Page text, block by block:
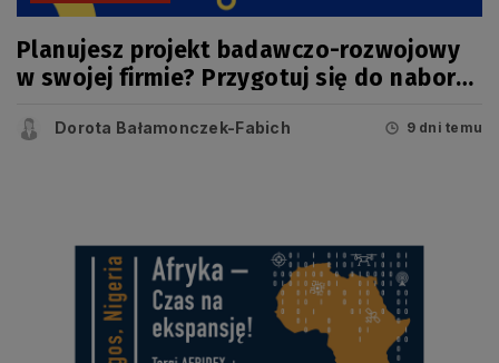
Planujesz projekt badawczo-rozwojowy
w swojej firmie? Przygotuj się do naboru
Dorota Bałamonczek-Fabich 9 dni temu